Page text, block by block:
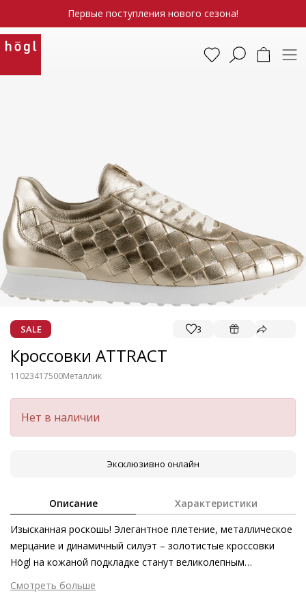
Первые поступления нового сезона!
SALE 3
Кроссовки ATTRACT
11023417500Металлик
Нет в наличии
Эксклюзивно онлайн
Описание Характеристики
Изысканная роскошь! Элегантное плетение, металлическое
мерцание и динамичный силуэт – золотистые кроссовки
Högl на кожаной подкладке станут великолепным
дополнением к светлому гардеробу. Особенно эффектно
такая модель будет смотреться с чистыми оттенками
Смотреть больше